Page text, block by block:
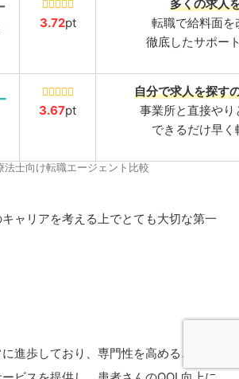
3.72pt
多くの求人
転職で給料面を
徹底したサポー
3.67pt
自分で求人を探す
事業所と直接や
できるだけ早
法士向け転職エージェント比較
ャリアを考える上でとても大切な第一
進歩しており、専門性を高めること